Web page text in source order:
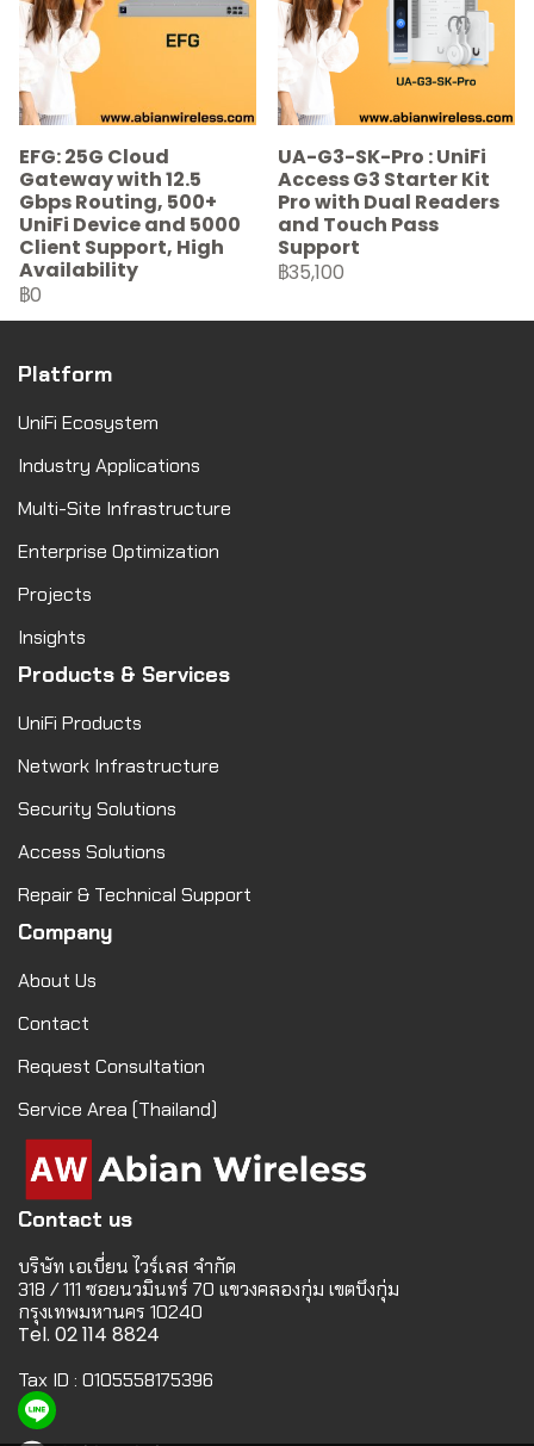
EFG: 25G Cloud
Gateway with 12.5
Gbps Routing, 500+
UniFi Device and 5000
Client Support, High
Availability
฿0
UA-G3-SK-Pro : UniFi
Access G3 Starter Kit
Pro with Dual Readers
and Touch Pass
Support
฿35,100
Platform
UniFi Ecosystem
Industry Applications
Multi-Site Infrastructure
Enterprise Optimization
Projects
Insights
Products & Services
UniFi Products
Network Infrastructure
Security Solutions
Access Solutions
Repair & Technical Support
Company
About Us
Contact
Request Consultation
Service Area (Thailand)
Contact us
บริษัท เอเบี่ยน ไวร์เลส จำกัด
318 / 111 ซอยนวมินทร์ 70 แขวงคลองกุ่ม เขตบึงกุ่ม
กรุงเทพมหานคร 10240
Tel. 02 114 8824
Tax ID : 0105558175396